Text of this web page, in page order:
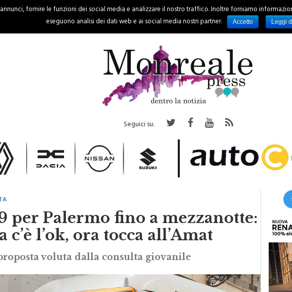
CRONACA PALERMO REGIONE EVENTI RUBRICHE SPORT
Seguici su:
per Palermo fino a mezzanotte:
l’ok, ora tocca all’Amat
voluta dalla consulta giovanile
fornire le funzioni dei social media e analizzare il nostro traffico. Inoltre forniamo
eseguono analisi dei dati web e ai social media nostri partner.
Accetto Leggi